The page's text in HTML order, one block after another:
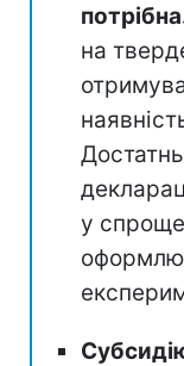
на
у